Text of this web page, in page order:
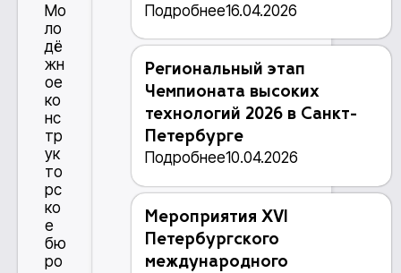
Мо
ло
дё
жн
ое
ко
нс
тр
ук
то
рс
ко
е
бю
ро
Подробнее16.04.2026
Региональный этап
Чемпионата высоких
технологий 2026 в Санкт-
Петербурге
Подробнее10.04.2026
Мероприятия XVI
Петербургского
международного